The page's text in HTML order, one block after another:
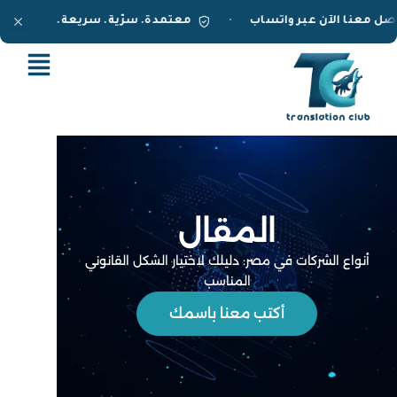
إلى
• معتمدة. سرّية. سريعة. تواصل معنا الآن عبر واتساب
المقال
أنواع الشركات في مصر: دليلك لاختيار الشكل القانوني
المناسب
أكتب معنا باسمك